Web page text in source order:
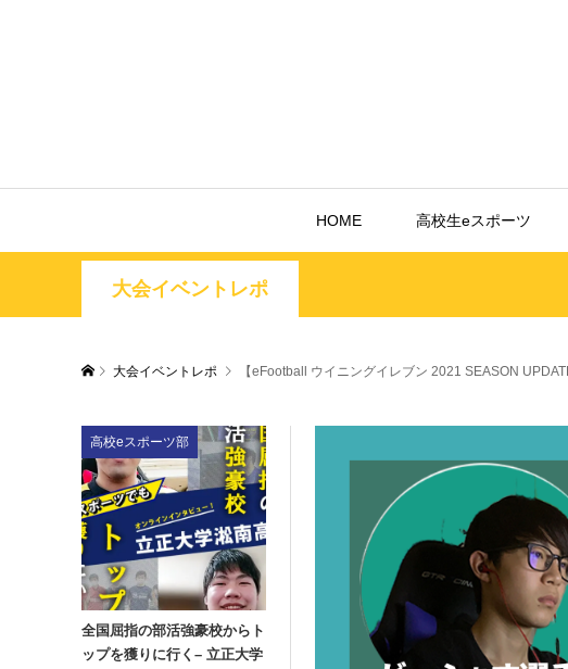
HOME 高校生eスポーツ
大会イベントレポ
大会イベントレポ 【eFootball ウイニングイレブン 2021 SEASON
高校eスポーツ部
全国屈指の部活強豪校からト
ップを獲りに行く– 立正大学